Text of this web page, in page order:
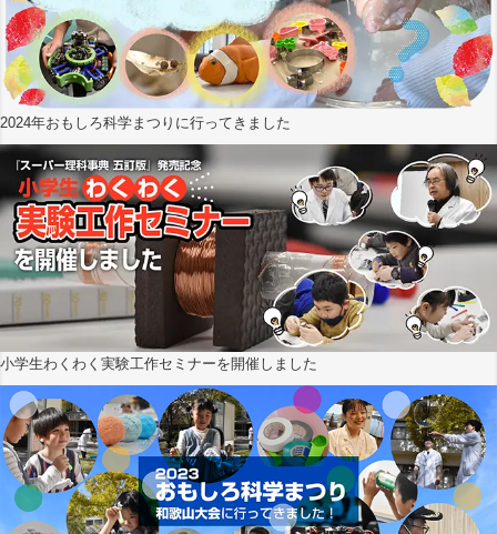
2024年おもしろ科学まつりに行ってきました
小学生わくわく実験工作セミナーを開催しました